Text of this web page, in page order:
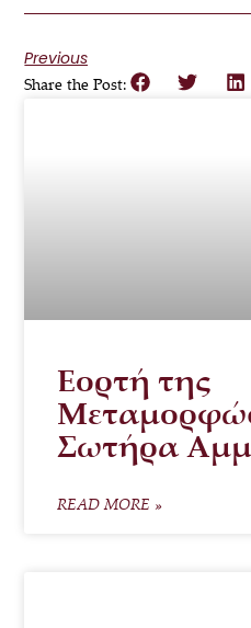
Previous
Share the Post:
Εορτή της
Σωτήρα
READ MORE »